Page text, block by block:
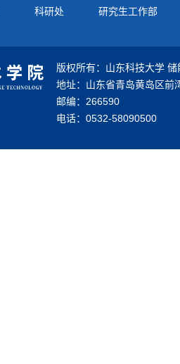
科研处 研究生工作部
版权所有：山东科技大学
地址：山东省青岛黄岛区前
邮编：266590
电话：0532-58090500